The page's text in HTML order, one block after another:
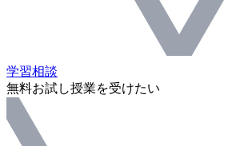
学習相談
無料お試し授業を受けたい